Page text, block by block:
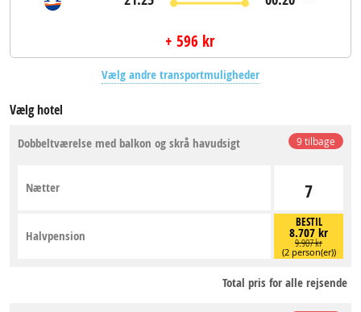
+ 596 kr
Vælg andre transportmuligheder
Vælg hotel
9 tilbage
Dobbeltværelse med balkon og skrå havudsigt
7
Nætter
BESTIL
8.707 kr
9.907 kr
(2 person(er))
Halvpension
Total pris for alle rejsende